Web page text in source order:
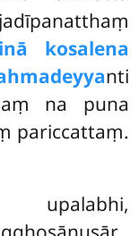
kosalena
nti
na puna
pariccattaṃ.